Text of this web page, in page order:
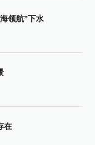
领航”下水
在